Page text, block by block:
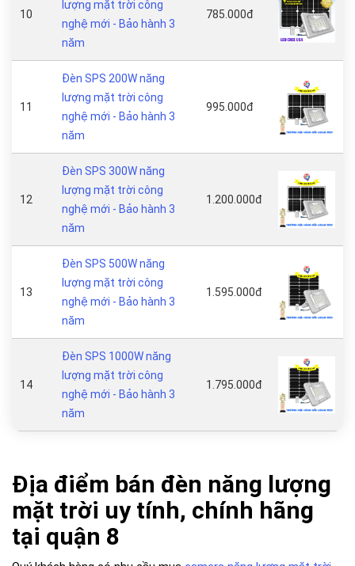
10
lượng mặt trời công
nghệ mới - Bảo hành 3
năm
785.000đ
11
Đèn SPS 200W năng
lượng mặt trời công
nghệ mới - Bảo hành 3
năm
995.000đ
12
Đèn SPS 300W năng
lượng mặt trời công
nghệ mới - Bảo hành 3
năm
1.200.000đ
13
Đèn SPS 500W năng
lượng mặt trời công
nghệ mới - Bảo hành 3
năm
1.595.000đ
14
Đèn SPS 1000W năng
lượng mặt trời công
nghệ mới - Bảo hành 3
năm
1.795.000đ
Địa điểm bán đèn năng lượng
mặt trời uy tính, chính hãng
tại quận 8